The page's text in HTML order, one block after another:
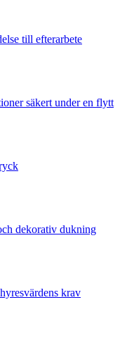
till efterarbete
säkert under en flytt
dekorativ dukning
krav